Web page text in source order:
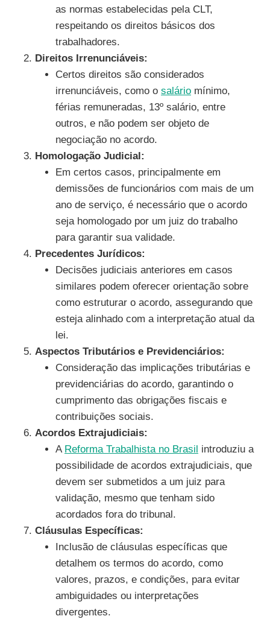
as normas estabelecidas pela CLT,
respeitando os direitos básicos dos
trabalhadores.
Direitos Irrenunciáveis:
Certos direitos são considerados
irrenunciáveis, como o salário mínimo,
férias remuneradas, 13º salário, entre
outros, e não podem ser objeto de
negociação no acordo.
Homologação Judicial:
Em certos casos, principalmente em
demissões de funcionários com mais de um
ano de serviço, é necessário que o acordo
seja homologado por um juiz do trabalho
para garantir sua validade.
Precedentes Jurídicos:
Decisões judiciais anteriores em casos
similares podem oferecer orientação sobre
como estruturar o acordo, assegurando que
esteja alinhado com a interpretação atual da
lei.
Aspectos Tributários e Previdenciários:
Consideração das implicações tributárias e
previdenciárias do acordo, garantindo o
cumprimento das obrigações fiscais e
contribuições sociais.
Acordos Extrajudiciais:
A Reforma Trabalhista no Brasil introduziu a
possibilidade de acordos extrajudiciais, que
devem ser submetidos a um juiz para
validação, mesmo que tenham sido
acordados fora do tribunal.
Cláusulas Específicas:
Inclusão de cláusulas específicas que
detalhem os termos do acordo, como
valores, prazos, e condições, para evitar
ambiguidades ou interpretações
divergentes.